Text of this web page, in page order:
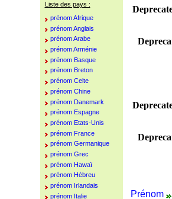
Prénom
Liste des pays :
prénom Afrique
prénom Anglais
prénom Arabe
prénom Arménie
prénom Basque
prénom Breton
prénom Celte
prénom Chine
prénom Danemark
prénom Espagne
prénom Etats-Unis
prénom France
prénom Germanique
prénom Grec
prénom Hawaï
prénom Hébreu
prénom Irlandais
prénom Italie